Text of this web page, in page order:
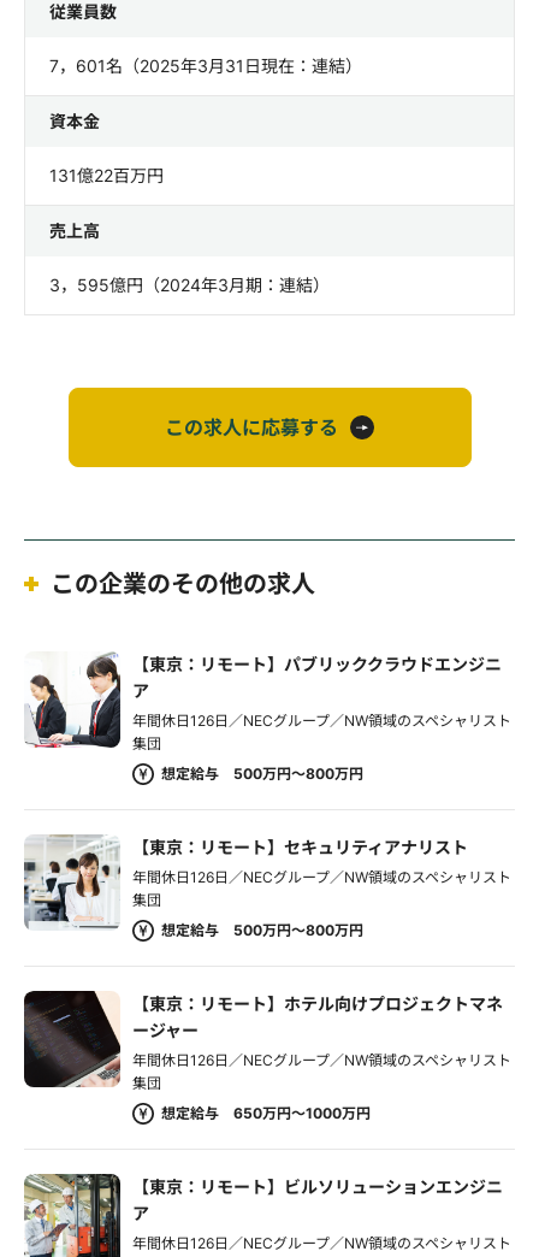
従業員数
7，601名（2025年3月31日現在：連結）
資本金
131億22百万円
売上高
3，595億円（2024年3月期：連結）
この求人に応募する
この企業のその他の求人
【東京：リモート】パブリッククラウドエンジニ
ア
年間休日126日／NECグループ／NW領域のスペシャリスト
集団
想定給与 500万円～800万円
【東京：リモート】セキュリティアナリスト
年間休日126日／NECグループ／NW領域のスペシャリスト
集団
想定給与 500万円～800万円
【東京：リモート】ホテル向けプロジェクトマネ
ージャー
年間休日126日／NECグループ／NW領域のスペシャリスト
集団
想定給与 650万円～1000万円
【東京：リモート】ビルソリューションエンジニ
ア
年間休日126日／NECグループ／NW領域のスペシャリスト